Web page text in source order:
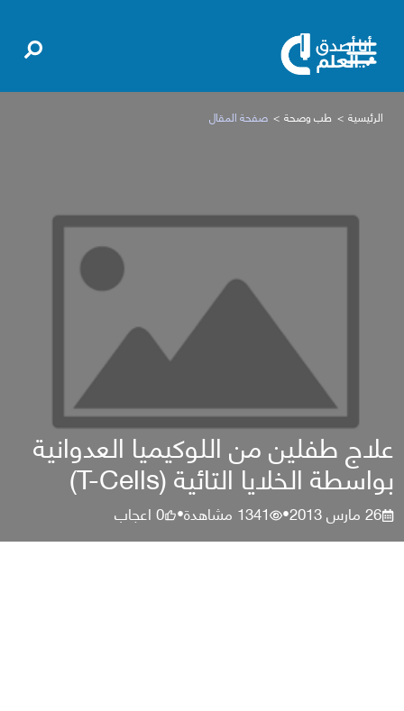
الرئيسية طب وصحة صفحة المقال
علاج طفلين من اللوكيميا العدوانية
بواسطة الخلايا التائية (T-Cells)
26 مارس 2013 •
1341 مشاهدة•
0اعجاب